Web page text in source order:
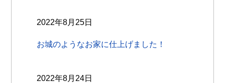
2022年8月25日
お城のようなお家に仕上げました！
2022年8月24日